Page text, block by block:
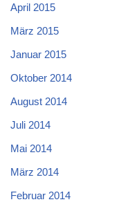
April 2015
März 2015
Januar 2015
Oktober 2014
August 2014
Juli 2014
Mai 2014
März 2014
Februar 2014